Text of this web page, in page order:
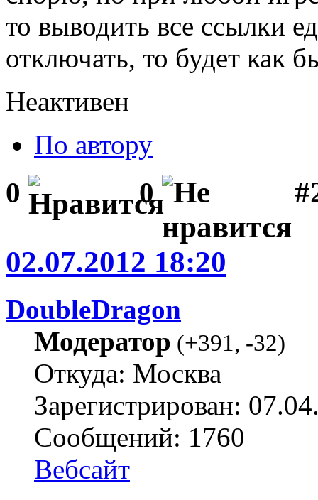
то выводить все ссылки
отключать, то будет как
Неактивен
По автору
0 0
02.07.2012 18:20
DoubleDragon
Модератор (+391, -32)
Откуда: Москва
Зарегистрирован:
Сообщений: 1760
Вебсайт